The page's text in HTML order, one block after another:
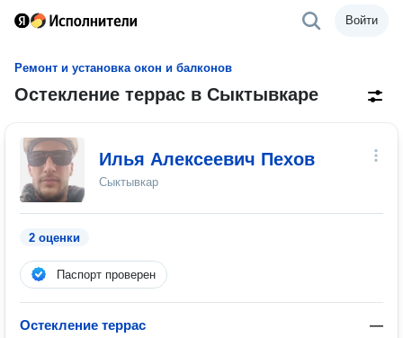
Войти
Ремонт и установка окон и балконов
Остекление террас в Сыктывкаре
Илья Алексеевич Пехов
Сыктывкар
2 оценки
Паспорт проверен
Остекление террас —